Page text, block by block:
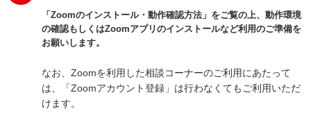
「Zoomのインストール・動作確認方法」をご覧の上、動作環境
の確認もしくはZoomアプリのインストールなど利用のご準備を
お願いします。
なお、Zoomを利用した相談コーナーのご利用にあたって
は、「Zoomアカウント登録」は行わなくてもご利用いただ
けます。